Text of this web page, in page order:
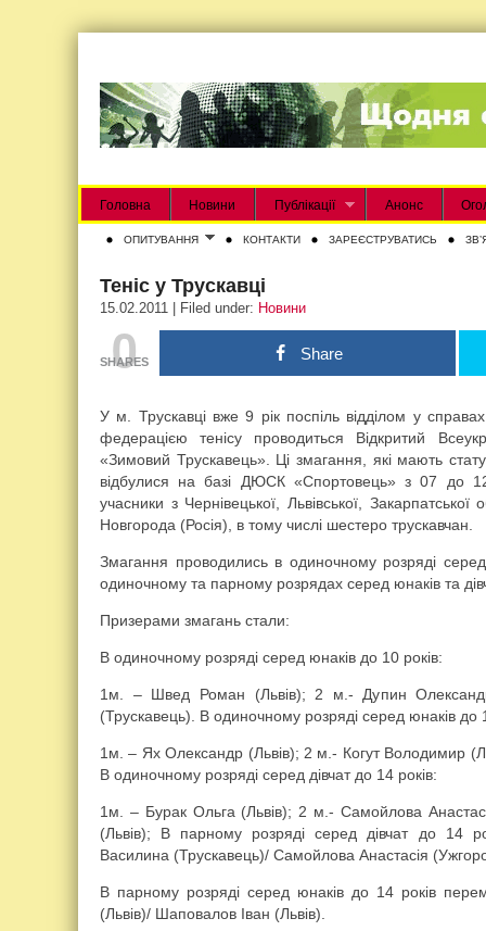
Головна Новини Публікації Анонс
ОПИТУВАННЯ КОНТАКТИ ЗАРЕЄСТРУВАТИСЬ
Теніс у Трускавці
15.02.2011 | Filed under: Новини
0
SHARES Share
У м. Трускавці вже 9 рік поспіль відділом у
федерацією тенісу проводиться Відкритий
«Зимовий Трускавець». Ці змагання, які мають
відбулися на базі ДЮСК «Спортовець» з 07 до
учасники з Чернівецької, Львівської,
Новгорода (Росія), в тому числі шестеро трускавчан.
Змагання проводились в одиночному розряді
одиночному та парному розрядах серед юнаків та
Призерами змагань стали:
В одиночному розряді серед юнаків до 10 років:
1м. – Швед Роман (Львів); 2 м.- Дупин
(Трускавець). В одиночному розряді серед юнаків до
1м. – Ях Олександр (Львів); 2 м.- Когут Володимир
В одиночному розряді серед дівчат до 14 років:
1м. – Бурак Ольга (Львів); 2 м.- Самойлова
(Львів); В парному розряді серед дівчат до 14
Василина (Трускавець)/ Самойлова Анастасія
В парному розряді серед юнаків до 14 років
(Львів)/ Шаповалов Іван (Львів).